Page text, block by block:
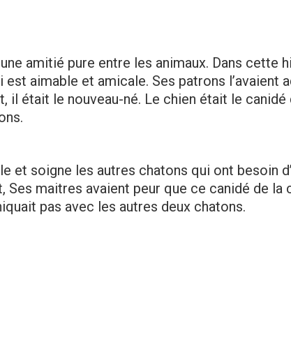
amitié pure entre les animaux. Dans cette
est aimable et amicale. Ses patrons l’avaient
il était le nouveau-né. Le chien était le canidé
et soigne les autres chatons qui ont besoin
Ses maitres avaient peur que ce canidé de la
pas avec les autres deux chatons.